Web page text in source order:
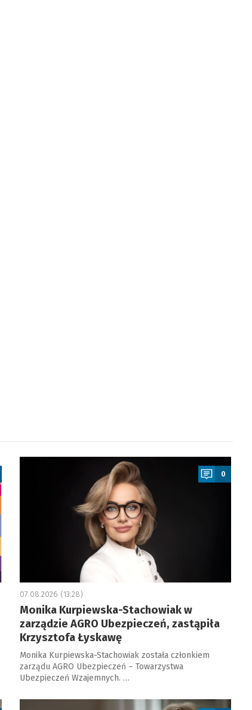
a
0
07.08.2026 (13:28)
Monika Kurpiewska-Stachowiak w
zarządzie AGRO Ubezpieczeń, zastąpiła
Krzysztofa Łyskawę
Monika Kurpiewska-Stachowiak została członkiem
zarządu AGRO Ubezpieczeń – Towarzystwa
Ubezpieczeń Wzajemnych. …
a